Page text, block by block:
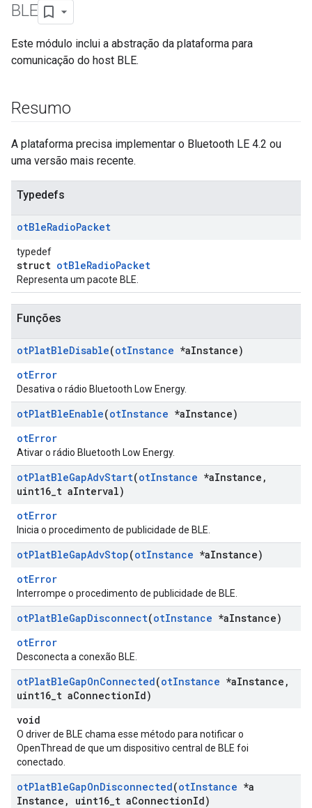
BLE
Este módulo inclui a abstração da plataforma para
comunicação do host BLE.
Resumo
A plataforma precisa implementar o Bluetooth LE 4.2 ou
uma versão mais recente.
Typedefs
otBleRadioPacket
typedef
struct otBleRadioPacket
Representa um pacote BLE.
Funções
otPlatBleDisable(otInstance *aInstance)
otError
Desativa o rádio Bluetooth Low Energy.
otPlatBleEnable(otInstance *aInstance)
otError
Ativar o rádio Bluetooth Low Energy.
otPlatBleGapAdvStart(otInstance *aInstance ,
uint16 t aInterval)
otError
Inicia o procedimento de publicidade de BLE.
otPlatBleGapAdvStop(otInstance *aInstance)
otError
Interrompe o procedimento de publicidade de BLE.
otPlatBleGapDisconnect(otInstance *aInstance)
otError
Desconecta a conexão BLE.
otPlatBleGapOnConnected(otInstance *aInstance ,
uint16 t aConnectionId)
void
O driver de BLE chama esse método para notificar o
OpenThread de que um dispositivo central de BLE foi
conectado.
otPlatBleGapOnDisconnected(otInstance *a
Instance , uint16 t aConnectionId)